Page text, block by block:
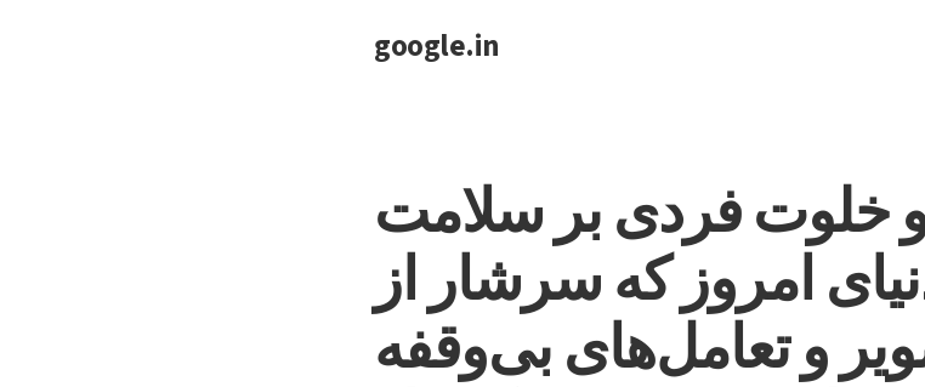
google.in
خلوت فردی بر سلامت
امروز که سرشار از
و تعامل‌های بی‌وقفه